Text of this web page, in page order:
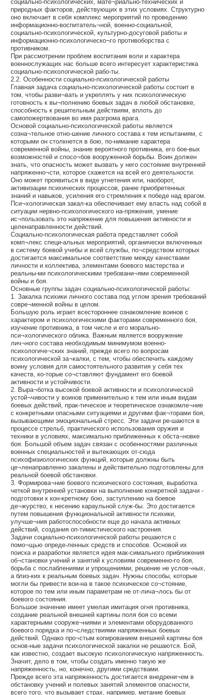
социально-психологических, мате¬риально-технических и
природных факторов, действующих в этих условиях. Структурно
оно включает в себя комплекс мероприятий по проведению
информационно-воспитатель¬ной, военно-социальной,
социально-психологической, культурно-досуговой работы и
информационно-психологическо¬го противоборства с
противником.
При рассмотрении проблем воспитания воли и характера
военнослужащих нас больше всего интересует характеристика
социально-психологической рабо-ты.
2.2. Особенности социально-психологической работы
Главная задача социально-психологической работы состоит в
том, чтобы разви¬вать и укреплять у них психологическую
готовность к вы¬полнению боевых задач в любой обстановке,
способность к решительным действиям, вплоть до
самопожертвования во имя разгрома врага.
Основой социально-психологической работы является
созна¬тельное отно-шение личного состава к тем испытаниям, с
которыми он столкнется в бою, по-нимание характера
современной войны, знание вероятного противника, его бое-вых
возможностей и спосо¬бов вооруженной борьбы. Воин должен
знать, что опасность может вызвать у него состояние внутренней
напряженно¬сти, которое скажется на всей его деятельности.
Оно может проявиться в виде угнетения или, наоборот,
активизации психических процессов, ранее приобретенных
знаний и навыков, усиления его стремления к победе над врагом.
Пси¬хологическая закал-ка обеспечивает ему власть над собой в
ситуации нервно-психологического на-пряжения, умение
ис¬пользовать это напряжение для повышения активности и
целенаправленности действий.
Социально-психологическая работа представляет собой
комп¬лекс специ-альных мероприятий, органически включенных
в систему боевой учебы и всей службы, по¬средством которых
достигается максимальное соответствие между качествами
личности и коллектива, элементами боевого мастерства и
реальны-ми психологическими требовани¬ями современной
войны и боя.
Основные группы задач социально-психологической работы:
1. Закалка психики личного состава под углом зрения требований
совре¬менной войны в целом.
Большую роль играет всестороннее ознакомление воинов с
характером и психологическими факторами современного боя,
изучение противника, в том числе и его морально-
пси¬хологического облика. Важным является вооружение
лич¬ного состава необходимым минимумом военно-
психологиче¬ских знаний, прежде всего по вопросам
психологической за¬калки, с тем, чтобы обеспечить каждому
воину условия для самостоятельного развития у себя тех
качеств, ко-торые со¬ставляют фундамент его боевой
активности и устойчивости.
2. Выра¬ботка высокой боевой активности и психологической
устой¬чивости у воинов применительно к тем или иным видам
боевых действий, прак-тическое и теоретическое ознакомле¬ние
с конкретными опасными ситуациями и другими фак¬торами боя,
вызывающими эмоциональный стресс. Эти задачи ре-шаются в
процессе стрельб, практического использования оружия и
техники в условиях, максимально приближенных к обста¬новке
боя. Большой объем задач связан с особенностями различных
военных специальностей и вытекающих от-сюда
психофизиологических функций, которые должны быть
це¬ленаправленно закалены и действительно подготовлены для
реальной боевой обстановки.
3. Формирова¬ние боевого психического состояния, выработка
четкой внутренней установки на выполнение конкретной задачи -
подготовки к кон-кретному бою, заступлению на боевое
де¬журство, к несению караульной служ-бы. Это достигается
путем повышения функциональной активности психики,
улучше¬ния работоспособности еще до начала активных
действий, создания оп-тимистического настроения.
Задачи социально-психологической работы решаются с
помо¬щью опреде-ленных средств и способов. Основой их
поиска и разработки является идея мак-симального приближения
об¬становки учений и занятий к условиям современно-го боя,
борьба с послаблениями и упрощениями, решение не услов¬ных,
а близ-ких к реальным боевых задач. Нужны способы, которые
могли бы привести вои-на в такое психическое со¬стояние,
которое по тем или иным параметрам не от-лича¬лось бы от
боевого состояния.
Большое значение имеет умелая имитация огня противника,
создание реальной внешней картины поля боя со всеми
характерными сооруже¬ниями и элементами оборудованного
боевого порядка и по¬следствиями напряженных боевых
действий. Однако про¬стым копированием внешней картины боя
основ-ные задачи психологической закалки не решаются. Бой,
как известно, создает высокую психологическую напряженность.
Значит, дело в том, чтобы создать именно такую же
напряженность, но, конечно, другими средствами.
Прежде всего эта напряженность достигается внедрени¬ем в
обстановку учений и полевых занятий элементов опасности,
всего того, что вызывает страх, например, метание боевых